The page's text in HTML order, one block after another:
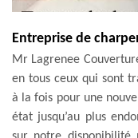
Entreprise de
Mr Lagrenee
en tous ceux qui sont
à la fois pour une
état jusqu’au plus